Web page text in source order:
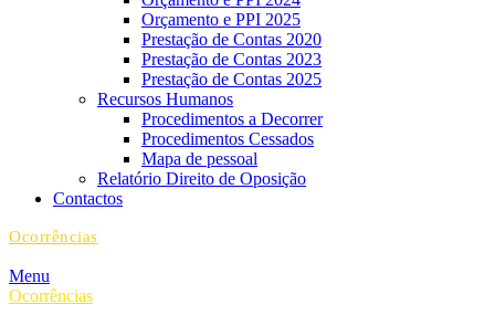
Orçamento e PPI 2025
Prestação de Contas 2020
Prestação de Contas 2023
Prestação de Contas 2025
Recursos Humanos
Procedimentos a Decorrer
Procedimentos Cessados
Mapa de pessoal
Relatório Direito de Oposição
Contactos
Ocorrências
Menu
Ocorrências